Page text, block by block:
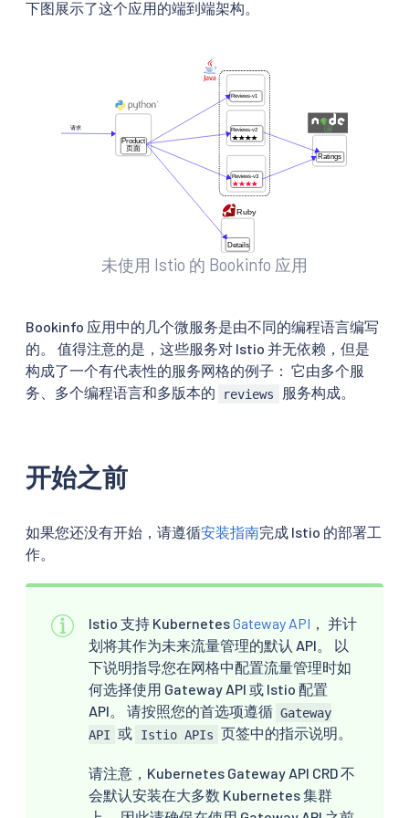
下图展示了这个应用的端到端架构。
未使用 Istio 的 Bookinfo 应用
Bookinfo 应用中的几个微服务是由不同的编程语言编写
的。 值得注意的是，这些服务对 Istio 并无依赖，但是
构成了一个有代表性的服务网格的例子： 它由多个服
务、多个编程语言和多版本的
reviews 服务构成。
开始之前
如果您还没有开始，请遵循安装指南完成 Istio 的部署工
作。
Istio 支持 KubernetesGateway API ， 并计
划将其作为未来流量管理的默认 API。 以
下说明指导您在网格中配置流量管理时如
何选择使用 Gateway API 或 Istio 配置
API。 请按照您的首选项遵循 Gateway
API 或 Istio APIs 页签中的指示说明。
请注意，Kubernetes Gateway API CRD 不
会默认安装在大多数 Kubernetes 集群